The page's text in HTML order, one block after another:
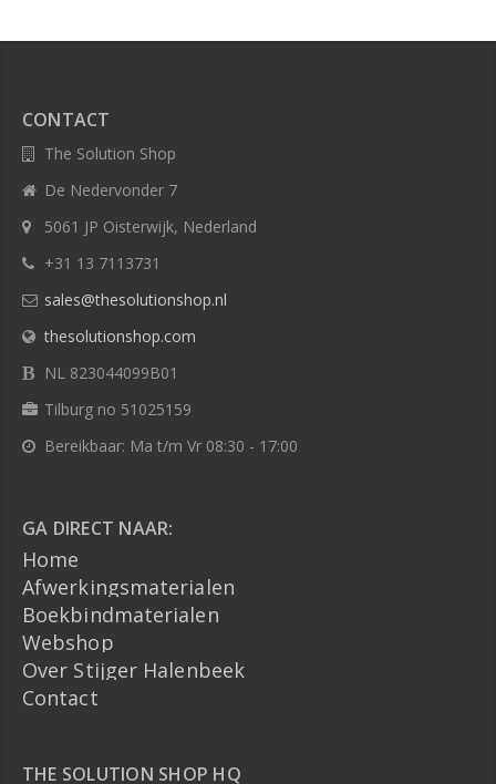
CONTACT
The Solution Shop
De Nedervonder 7
5061 JP Oisterwijk, Nederland
+31 13 7113731
sales@thesolutionshop.nl
thesolutionshop.com
NL 823044099B01
Tilburg no 51025159
Bereikbaar: Ma t/m Vr 08:30 - 17:00
GA DIRECT NAAR:
Home
Afwerkingsmaterialen
Boekbindmaterialen
Webshop
Over Stijger Halenbeek
Contact
THE SOLUTION SHOP HQ